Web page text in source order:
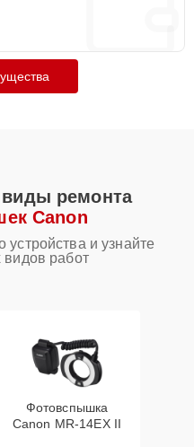
ремонта
Canon
и узнайте
видов работ
Фотовспышка
Canon MR-14EX II